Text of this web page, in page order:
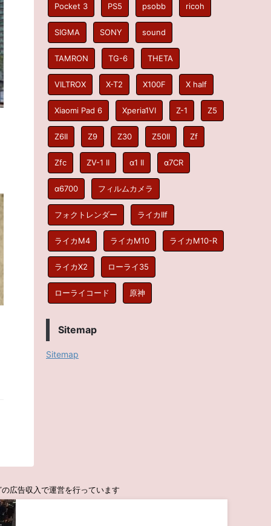
Pocket 3 PS5 psobb ricoh
SIGMA SONY sound
TAMRON TG-6 THETA
VILTROX X-T2 X100F X half
Xiaomi Pad 6 Xperia1VI Z-1 Z5
Z6II Z9 Z30 Z50II Zf
Zfc ZV-1 II α1 II α7CR
α6700 フィルムカメラ
フォクトレンダー ライカIIf
ライカM4 ライカM10 ライカM10-R
ライカX2 ローライ35
ローライコード 原神
Sitemap
Sitemap
広告収入で運営を行っています